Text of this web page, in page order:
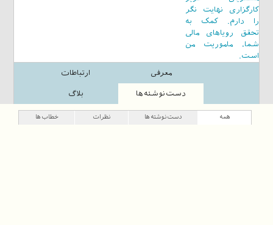
کارگزاری نهایت نگر
را دارم. کمک به
تحقق رویاهای مالی
شما، ماموریت من
است.
معرفی
ارتباطات
دست‌نوشته‌ها بلاگ
همه دست‌نوشته‌ها نظرات خطاب‌ها